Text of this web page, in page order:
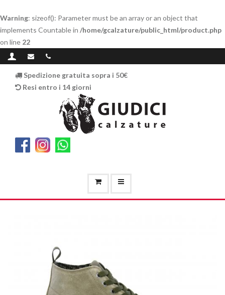
Warning: sizeof(): Parameter must be an array or an object that
implements Countable in /home/gcalzature/public_html/product.php
on line 22
Spedizione gratuita sopra i 50€
Resi entro i 14 giorni